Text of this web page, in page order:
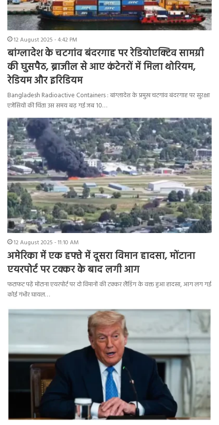
12 August 2025 - 4:42 PM
बांग्लादेश के चटगांव बंदरगाह पर रेडियोएक्टिव सामग्री
की घुसपैठ, ब्राजील से आए कंटेनरों में मिला थोरियम,
रेडियम और इरिडियम
Bangladesh Radioactive Containers : बांग्लादेश के प्रमुख चटगांव बंदरगाह पर सुरक्षा
एजेंसियों की चिंता उस समय बढ़ गई जब 10…
12 August 2025 - 11:10 AM
अमेरिका में एक हफ्ते में दूसरा विमान हादसा, मोंटाना
एयरपोर्ट पर टक्कर के बाद लगी आग
फटाफट पढ़ें मोंटाना एयरपोर्ट पर दो विमानों की टक्कर लैंडिंग के वक्त हुआ हादसा, आग लग गई
कोई गंभीर घायल…